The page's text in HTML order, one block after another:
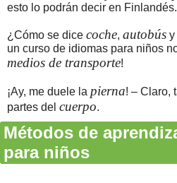
esto lo podrán decir en Finlandés.
¿Cómo se dice coche, autobús y
un curso de idiomas para niños
medios de transporte!
¡Ay, me duele la pierna! – Claro,
partes del cuerpo.
Métodos de
para niños